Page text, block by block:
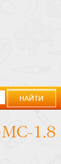
НАЙТИ
1.8